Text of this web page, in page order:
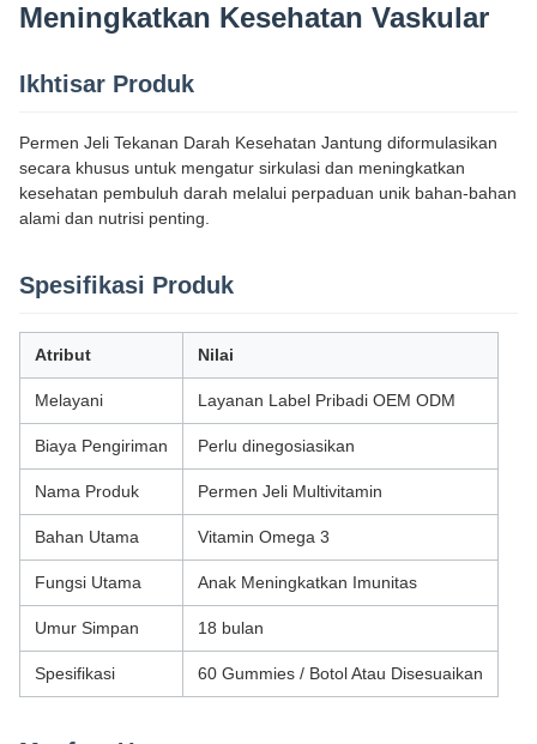
Meningkatkan Kesehatan Vaskular
Ikhtisar Produk
Permen Jeli Tekanan Darah Kesehatan Jantung diformulasikan
secara khusus untuk mengatur sirkulasi dan meningkatkan
kesehatan pembuluh darah melalui perpaduan unik bahan-bahan
alami dan nutrisi penting.
Spesifikasi Produk
Atribut Nilai
Melayani Layanan Label Pribadi OEM ODM
Biaya Pengiriman Perlu dinegosiasikan
Nama Produk Permen Jeli Multivitamin
Bahan Utama Vitamin Omega 3
Fungsi Utama Anak Meningkatkan Imunitas
Umur Simpan 18 bulan
Spesifikasi 60 Gummies / Botol Atau Disesuaikan